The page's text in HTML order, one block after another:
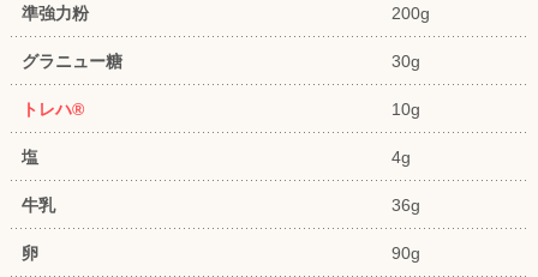
準強力粉 200g
グラニュー糖 30g
トレハ® 10g
塩 4g
牛乳 36g
卵 90g